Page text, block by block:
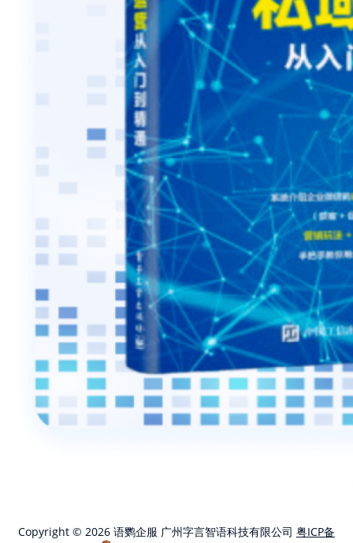
Copyright © 2026 语鹦企服 广州字言智语科技有限公司 粤ICP备